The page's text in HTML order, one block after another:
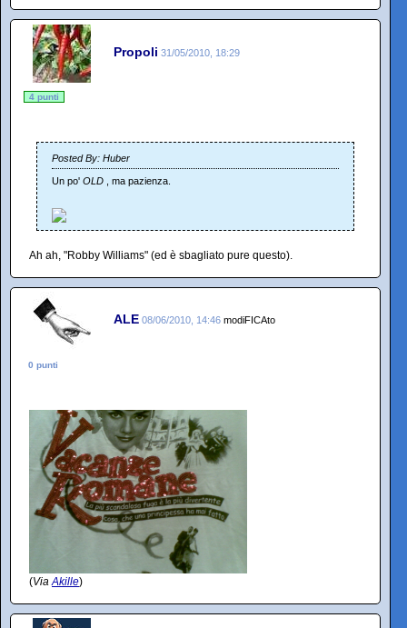
Propoli 31/05/2010, 18:29
4 punti
Posted By: Huber
Un po' OLD , ma pazienza.
Ah ah, "Robby Williams" (ed è sbagliato pure questo).
ALE 08/06/2010, 14:46 modiFICAto
0 punti
(Via Akille)